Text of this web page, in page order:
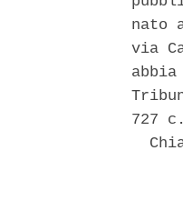
nato
via
727